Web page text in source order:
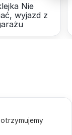
Nie
wyjazd z